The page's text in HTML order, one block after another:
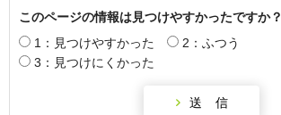
このページの情報は見つけやすかったですか？
1：見つけやすかった
2：ふつう
3：見つけにくかった